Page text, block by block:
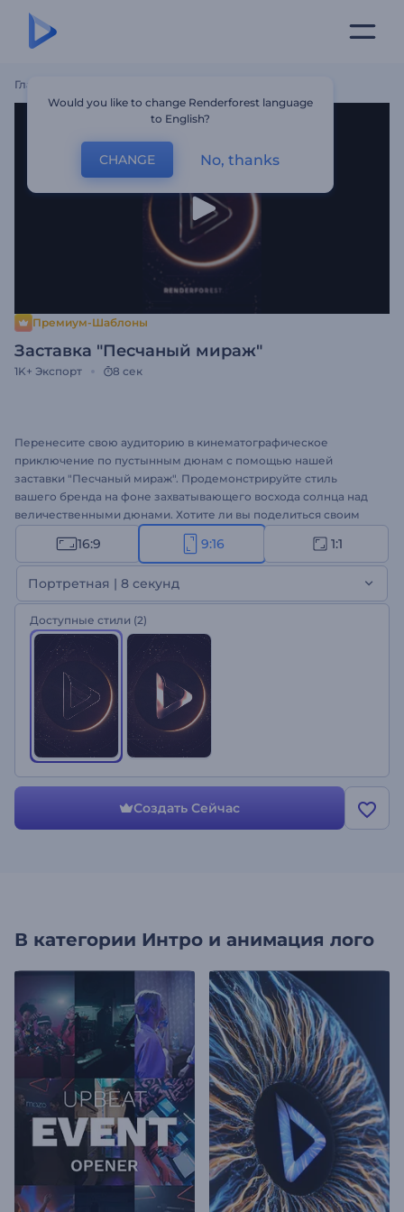
Главная
Премиум-Шаблоны
Заставка "Песчаный мираж"
1K+ Экспорт 8 сек
Перенесите свою аудиторию в кинематографическое
приключение по пустынным дюнам с помощью нашей
заставки "Песчаный мираж". Продемонстрируйте стиль
вашего бренда на фоне захватывающего восхода солнца над
величественными дюнами. Хотите ли вы поделиться своим
посланием или показать логотип, этот шаблон захватит
зрителей от начала и до конца. Загрузите свой логотип,
напишите теглайн, и пусть магия дикой природы сделает все
остальное. Идеально подходит для кинематографических
заставок, интро брендов или любых презентаций, где нужно
произвести яркое первое впечатление. Попробуйте прямо
сейчас!
16:9 9:16 1:1
Портретная | 8 секунд
Доступные стили (2)
Создать Сейчас
В категории Интро и анимация лого
Would you like to change Renderforest language
to English?
CHANGE No, thanks